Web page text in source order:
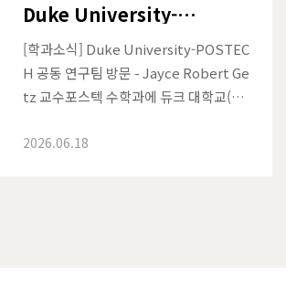
Duke University-
POSTECH 공동 연구팀 방문 -
Jayce Robert Getz 교수
[학과소식] Duke University-POSTEC
H 공동 연구팀 방문 - Jayce Robert Ge
tz 교수포스텍 수학과에 듀크 대학교(Du
rt Getz 교수가 글로벌 리서치 스칼라(G
2026.06.18